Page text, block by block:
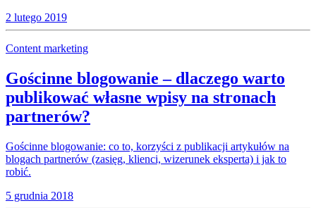
2 lutego 2019
Content marketing
Gościnne blogowanie – dlaczego warto
publikować własne wpisy na stronach
partnerów?
Gościnne blogowanie: co to, korzyści z publikacji artykułów na
blogach partnerów (zasięg, klienci, wizerunek eksperta) i jak to
robić.
5 grudnia 2018